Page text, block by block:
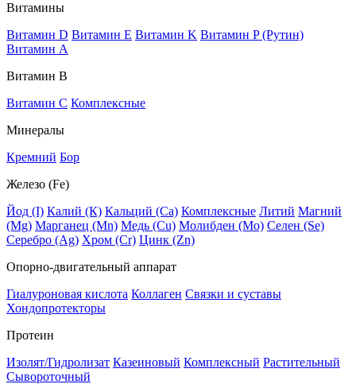
Витамины
Витамин D Витамин E Витамин K Витамин P (Рутин)
Витамин А
Витамин В
Витамин C Комплексные
Минералы
Кремний Бор
Железо (Fe)
Йод (I) Калий (К) Кальций (Са) Комплексные Литий Магний
(Mg) Марганец (Mn) Медь (Сu) Молибден (Мо) Селен (Se)
Серебро (Ag) Хром (Cr) Цинк (Zn)
Опорно-двигательный аппарат
Гиалуроновая кислота Коллаген Связки и суставы
Хондопротекторы
Протеин
Изолят/Гидролизат Казеиновый Комплексный Растительный
Сывороточный